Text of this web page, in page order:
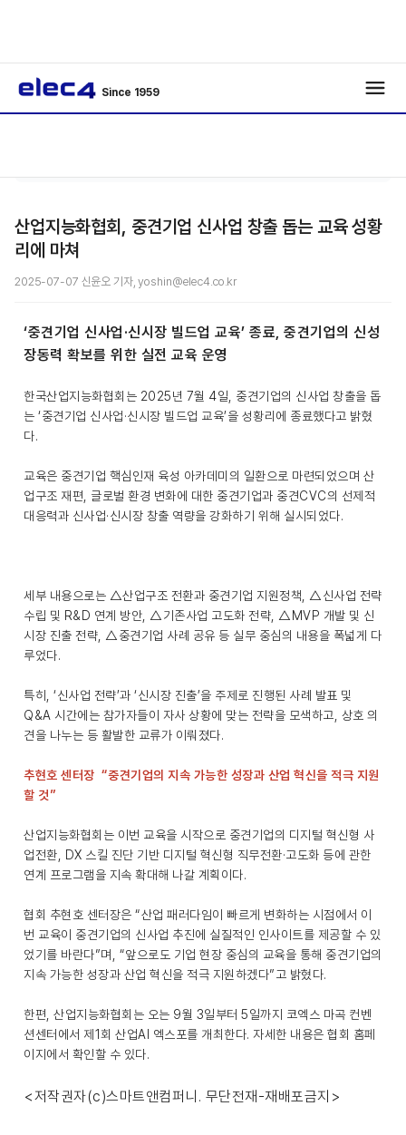
Since 1959
산업지능화협회, 중견기업 신사업 창출 돕는 교육 성황
리에 마쳐
2025-07-07 신윤오 기자, yoshin@elec4.co.kr
‘중견기업 신사업·신시장 빌드업 교육’ 종료, 중견기업의 신성
장동력 확보를 위한 실전 교육 운영
한국산업지능화협회는 2025년 7월 4일, 중견기업의 신사업 창출을 돕
는 ‘중견기업 신사업·신시장 빌드업 교육’을 성황리에 종료했다고 밝혔
다.
교육은 중견기업 핵심인재 육성 아카데미의 일환으로 마련되었으며 산
업구조 재편, 글로벌 환경 변화에 대한 중견기업과 중견CVC의 선제적
대응력과 신사업·신시장 창출 역량을 강화하기 위해 실시되었다.
세부 내용으로는 △산업구조 전환과 중견기업 지원정책, △신사업 전략
수립 및 R&D 연계 방안, △기존사업 고도화 전략, △MVP 개발 및 신
시장 진출 전략, △중견기업 사례 공유 등 실무 중심의 내용을 폭넓게 다
루었다.
특히, ‘신사업 전략’과 ‘신시장 진출’을 주제로 진행된 사례 발표 및
Q&A 시간에는 참가자들이 자사 상황에 맞는 전략을 모색하고, 상호 의
견을 나누는 등 활발한 교류가 이뤄졌다.
추현호 센터장 “중견기업의 지속 가능한 성장과 산업 혁신을 적극 지원
할 것”
산업지능화협회는 이번 교육을 시작으로 중견기업의 디지털 혁신형 사
업전환, DX 스킬 진단 기반 디지털 혁신형 직무전환·고도화 등에 관한
연계 프로그램을 지속 확대해 나갈 계획이다.
협회 추현호 센터장은 “산업 패러다임이 빠르게 변화하는 시점에서 이
번 교육이 중견기업의 신사업 추진에 실질적인 인사이트를 제공할 수 있
었기를 바란다”며, “앞으로도 기업 현장 중심의 교육을 통해 중견기업의
지속 가능한 성장과 산업 혁신을 적극 지원하겠다”고 밝혔다.
한편, 산업지능화협회는 오는 9월 3일부터 5일까지 코엑스 마곡 컨벤
션센터에서 제1회 산업AI 엑스포를 개최한다. 자세한 내용은 협회 홈페
이지에서 확인할 수 있다.
<저작권자(c)스마트앤컴퍼니. 무단전재-재배포금지>